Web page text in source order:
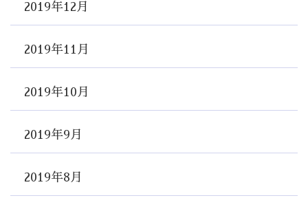
2019年12月
2019年11月
2019年10月
2019年9月
2019年8月